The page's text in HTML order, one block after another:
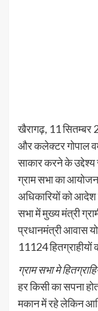
खैरागढ़, 11
और कलेक्टर गोपाल
साकार करने के
ग्राम सभा का
अधिकारियों को आदेश
सभा में मुख्य मंत्री
प्रधानमंत्री आवास
11124 हितग्राहीयों
ग्राम सभा मे
हर किसी का सपना
मकान में रहे लेकिन